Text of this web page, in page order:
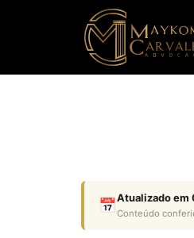
📅Atualizado em
Conteúdo